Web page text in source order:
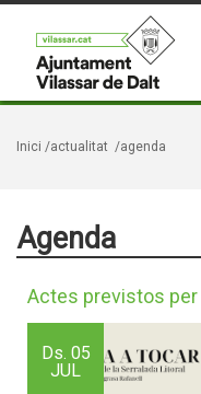
Inici /actualitat /agenda
Agenda
Actes previstos per
Ds. 05
JUL